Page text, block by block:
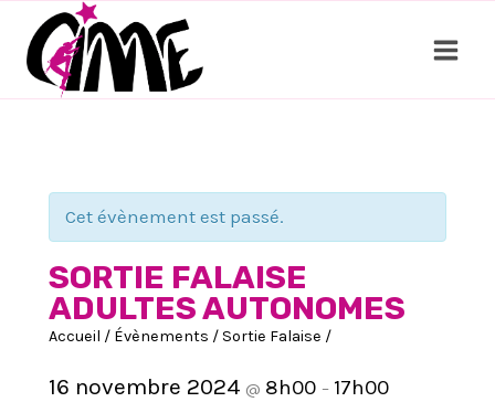
contenu
Cet évènement est passé.
SORTIE FALAISE
ADULTES AUTONOMES
Accueil / Évènements /Sortie Falaise /
16 novembre 2024 @ 8h00 – 17h00